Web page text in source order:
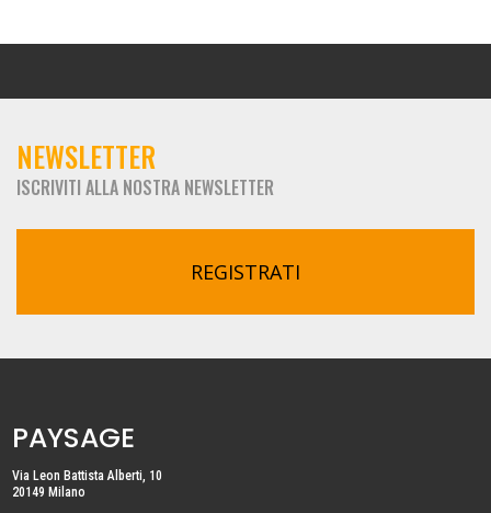
NEWSLETTER
ISCRIVITI ALLA NOSTRA NEWSLETTER
REGISTRATI
PAYSAGE
Via Leon Battista Alberti, 10
20149 Milano